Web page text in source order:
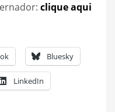
clique aqui
Bluesky
LinkedIn